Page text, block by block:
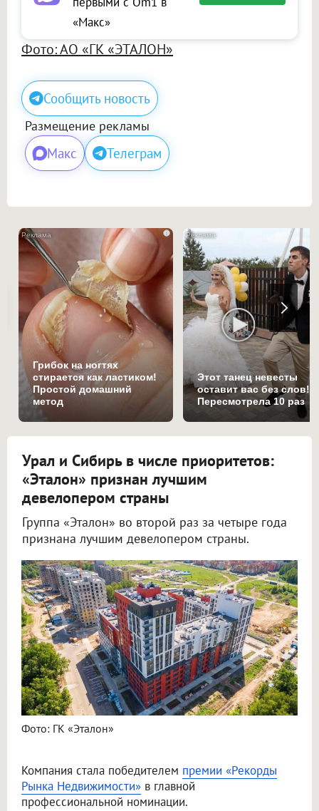
«Макс»
Фото: АО «ГК «ЭТАЛОН»
Сообщить новость
Размещение рекламы
Макс Телеграм
i
Грибок на ногтях
стирается как ластиком!
Простой домашний
метод
Этот танец невесты
оставит вас без слов!
Пересмотрела 10 раз
Урал и Сибирь в числе приоритетов:
«Эталон» признан лучшим
девелопером страны
Группа «Эталон» во второй раз за четыре года
признана лучшим девелопером страны.
Фото: ГК «Эталон»
Компания стала победителем премии «Рекорды
Рынка Недвижимости» в главной
профессиональной номинации.